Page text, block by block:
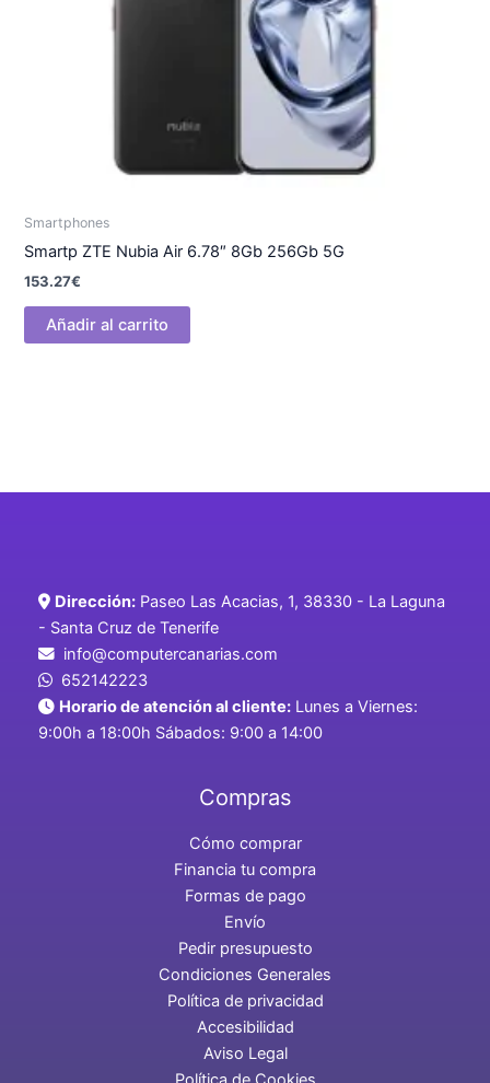
Smartphones
Smartp ZTE Nubia Air 6.78″ 8Gb 256Gb 5G
153.27€
Añadir al carrito
Dirección: Paseo Las Acacias, 1, 38330 - La Laguna
- Santa Cruz de Tenerife
info@computercanarias.com
652142223
Horario de atención al cliente: Lunes a Viernes:
9:00h a 18:00h Sábados: 9:00 a 14:00
Compras
Cómo comprar
Financia tu compra
Formas de pago
Envío
Pedir presupuesto
Condiciones Generales
Política de privacidad
Accesibilidad
Aviso Legal